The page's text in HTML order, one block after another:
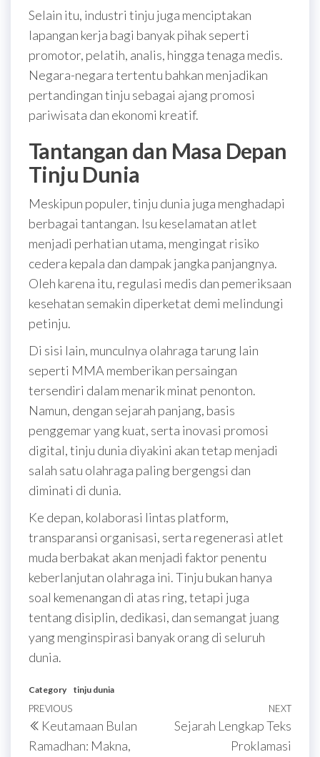
Selain itu, industri tinju juga menciptakan
lapangan kerja bagi banyak pihak seperti
promotor, pelatih, analis, hingga tenaga medis.
Negara-negara tertentu bahkan menjadikan
pertandingan tinju sebagai ajang promosi
pariwisata dan ekonomi kreatif.
Tantangan dan Masa Depan
Tinju Dunia
Meskipun populer, tinju dunia juga menghadapi
berbagai tantangan. Isu keselamatan atlet
menjadi perhatian utama, mengingat risiko
cedera kepala dan dampak jangka panjangnya.
Oleh karena itu, regulasi medis dan pemeriksaan
kesehatan semakin diperketat demi melindungi
petinju.
Di sisi lain, munculnya olahraga tarung lain
seperti MMA memberikan persaingan
tersendiri dalam menarik minat penonton.
Namun, dengan sejarah panjang, basis
penggemar yang kuat, serta inovasi promosi
digital, tinju dunia diyakini akan tetap menjadi
salah satu olahraga paling bergengsi dan
diminati di dunia.
Ke depan, kolaborasi lintas platform,
transparansi organisasi, serta regenerasi atlet
muda berbakat akan menjadi faktor penentu
keberlanjutan olahraga ini. Tinju bukan hanya
soal kemenangan di atas ring, tetapi juga
tentang disiplin, dedikasi, dan semangat juang
yang menginspirasi banyak orang di seluruh
dunia.
Category tinju dunia
Post
navigation
Previous
Post
PREVIOUS
Keutamaan Bulan
Ramadhan: Makna,
Next
NEXT
Sejarah Lengkap Teks
Proklamasi